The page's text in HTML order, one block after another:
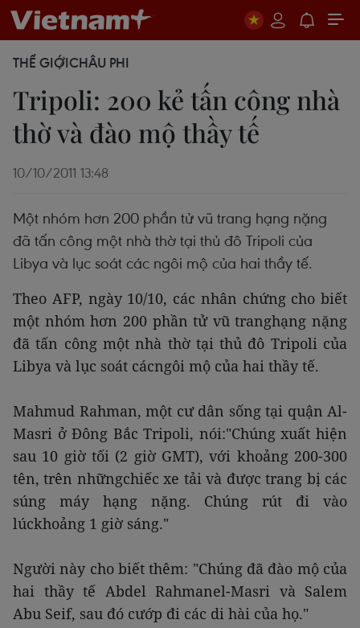
THẾ GIỚICHÂU PHI
Tripoli: 200 kẻ tấn công nhà
thờ và đào mộ thầy tế
10/10/2011 13:48
Một nhóm hơn 200 phần tử vũ trang hạng nặng
đã tấn công một nhà thờ tại thủ đô Tripoli của
Libya và lục soát các ngôi mộ của hai thầy tế.
Theo AFP, ngày 10/10, các nhân chứng cho biết
một nhóm hơn 200 phần tử vũ tranghạng nặng
đã tấn công một nhà thờ tại thủ đô Tripoli của
Libya và lục soát cácngôi mộ của hai thầy tế.
Mahmud Rahman, một cư dân sống tại quận Al-
Masri ở Đông Bắc Tripoli, nói:"Chúng xuất hiện
sau 10 giờ tối (2 giờ GMT), với khoảng 200-300
tên, trên nhữngchiếc xe tải và được trang bị các
súng máy hạng nặng. Chúng rút đi vào
lúckhoảng 1 giờ sáng."
Người này cho biết thêm: "Chúng đã đào mộ của
hai thầy tế Abdel Rahmanel-Masri và Salem
Abu Seif, sau đó cướp đi các di hài của họ."